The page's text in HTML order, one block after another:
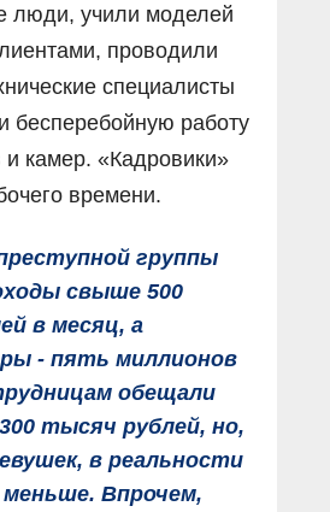
люди, учили моделей
проводили
специалисты
бесперебойную работу
камер. «Кадровики»
времени.
группы
свыше 500
в месяц, а
- пять миллионов
обещали
тысяч рублей, но,
в реальности
Впрочем,